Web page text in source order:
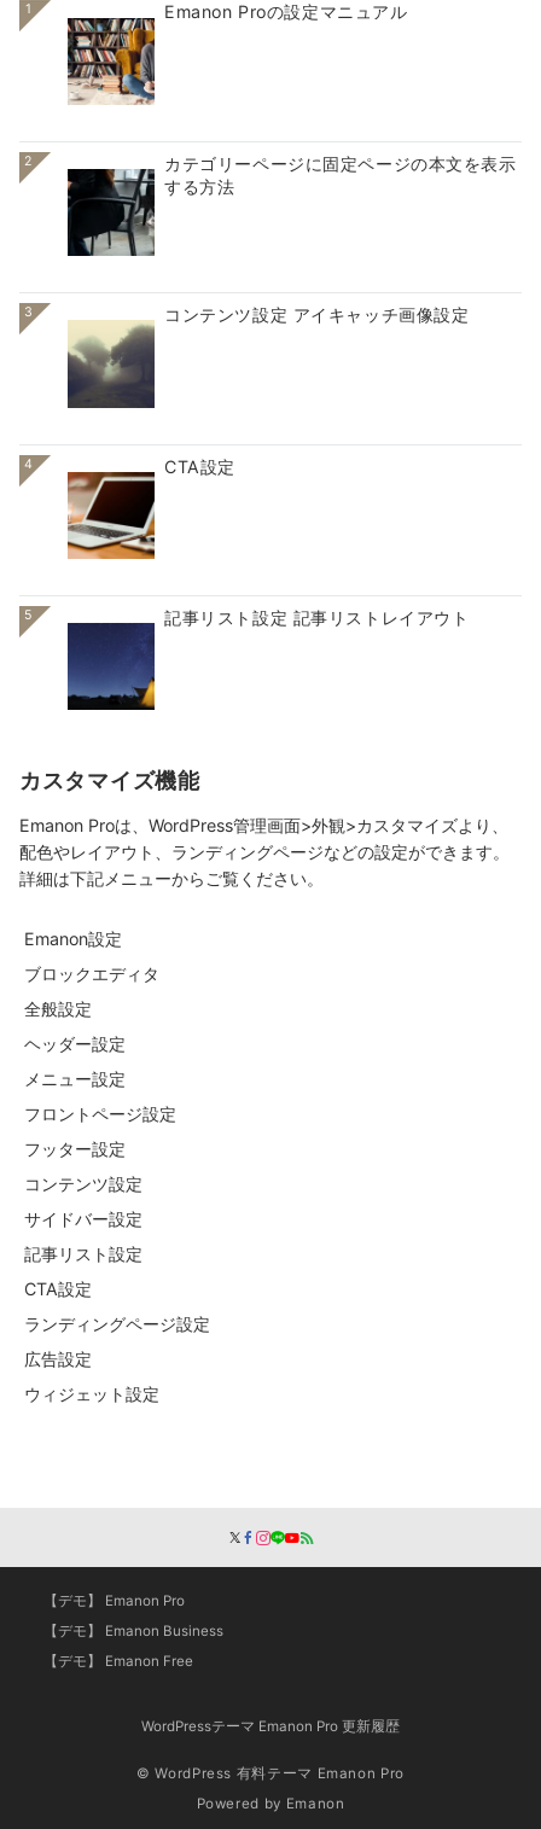
1 Emanon Proの設定マニュアル
2
カテゴリーページに固定ページの本文を表示
する方法
3 コンテンツ設定 アイキャッチ画像設定
4 CTA設定
5 記事リスト設定 記事リストレイアウト
カスタマイズ機能
Emanon Proは、WordPress管理画面>外観>カスタマイズより、
配色やレイアウト、ランディングページなどの設定ができます。
詳細は下記メニューからご覧ください。
Emanon設定
ブロックエディタ
全般設定
ヘッダー設定
メニュー設定
フロントページ設定
フッター設定
コンテンツ設定
サイドバー設定
記事リスト設定
CTA設定
ランディングページ設定
広告設定
ウィジェット設定
【デモ】 Emanon Pro
【デモ】 Emanon Business
【デモ】 Emanon Free
WordPressテーマ Emanon Pro 更新履歴
© WordPress 有料テーマ Emanon Pro
Powered by Emanon